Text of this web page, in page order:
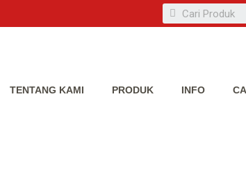
TENTANG KAMI PRODUK INFO